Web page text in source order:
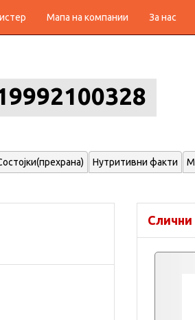
Мапа на компании За нас
Нутритивни факти
Слични